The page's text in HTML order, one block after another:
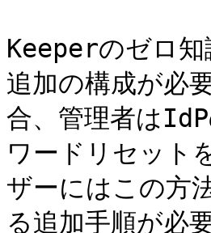
Keeperのゼロ知
追加の構成が必
合、管理者は
ワードリセット
ザーにはこの方
る追加手順が必